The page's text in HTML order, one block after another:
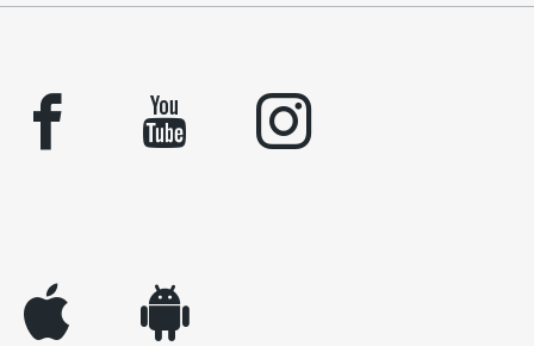
facebook youtube instagram
appleinc android